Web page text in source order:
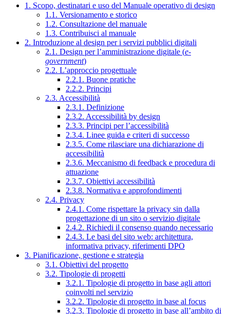
1. Scopo, destinatari e uso del Manuale operativo di design
1.1. Versionamento e storico
1.2. Consultazione del manuale
1.3. Contribuisci al manuale
2. Introduzione al design per i servizi pubblici digitali
2.1. Design per l’amministrazione digitale (e-
government)
2.2. L’approccio progettuale
2.2.1. Buone pratiche
2.2.2. Principi
2.3. Accessibilità
2.3.1. Definizione
2.3.2. Accessibilità by design
2.3.3. Principi per l’accessibilità
2.3.4. Linee guida e criteri di successo
2.3.5. Come rilasciare una dichiarazione di
accessibilità
2.3.6. Meccanismo di feedback e procedura di
attuazione
2.3.7. Obiettivi accessibilità
2.3.8. Normativa e approfondimenti
2.4. Privacy
2.4.1. Come rispettare la privacy sin dalla
progettazione di un sito o servizio digitale
2.4.2. Richiedi il consenso quando necessario
2.4.3. Le basi del sito web: architettura,
informativa privacy, riferimenti DPO
3. Pianificazione, gestione e strategia
3.1. Obiettivi del progetto
3.2. Tipologie di progetti
3.2.1. Tipologie di progetto in base agli attori
coinvolti nel servizio
3.2.2. Tipologie di progetto in base al focus
3.2.3. Tipologie di progetto in base all’ambito di